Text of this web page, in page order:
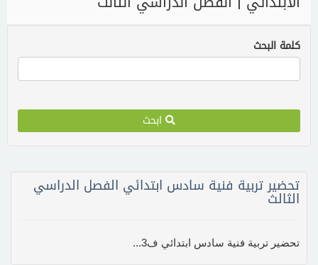
كلمة البحث
ابحث
تحضير تربية فنية سادس ابتدائي الفصل الدراسي
الثالث
تحضير تربية فنية سادس ابتدائي ف3...